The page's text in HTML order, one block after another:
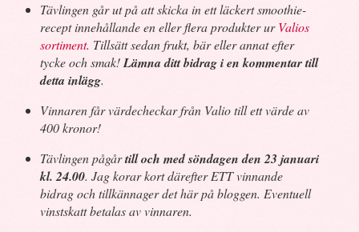
Tävlingen går ut på att skicka in ett läckert smoothie-
recept innehållande en eller flera produkter urValios
sortiment. Tillsätt sedan frukt, bär eller annat efter
tycke och smak!Lämna ditt bidrag i en kommentar till
detta inlägg.
Vinnaren får värdecheckar från Valio till ett värde av
400 kronor!
Tävlingen pågårtill och med söndagen den 23 januari
kl. 24.00. Jag korar kort därefter ETT vinnande
bidrag och tillkännager det här på bloggen. Eventuell
vinstskatt betalas av vinnaren.